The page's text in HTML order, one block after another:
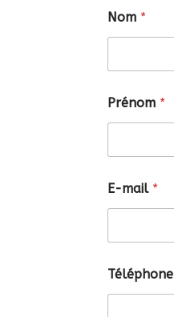
Nom *
Prénom *
E-mail *
Téléphone